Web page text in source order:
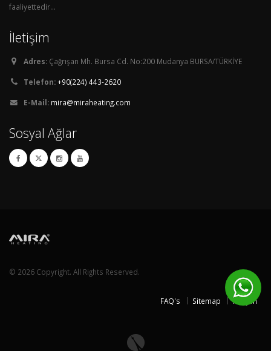
faaliyettedir...
İletişim
Adres: Çağrışan Mh. Bursa Cd. No:200 Mudanya BURSA/TÜRKİYE
Telefon:+90(224) 443-2620
E-Mail: mira@miraheating.com
Sosyal Ağlar
© 2026 Copyright. All Rights Reserved.
FAQ's Sitemap İletişim